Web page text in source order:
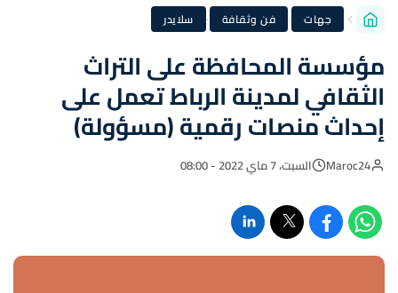
جهات · فن وثقافة · سلايدر
مؤسسة المحافظة على التراث
الثقافي لمدينة الرباط تعمل على
إحداث منصات رقمية (مسؤولة)
Maroc24 السبت، 7 ماي 2022 - 08:00